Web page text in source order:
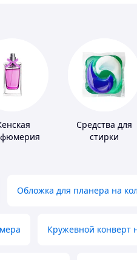
Средства для
стирки
Обложка для планера на
Кружевной конверт